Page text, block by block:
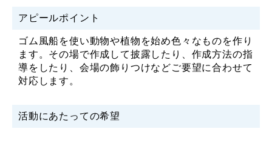
アピールポイント
ゴム風船を使い動物や植物を始め色々なものを作り
ます。その場で作成して披露したり、作成方法の指
導をしたり、会場の飾りつけなどご要望に合わせて
対応します。
活動にあたっての希望